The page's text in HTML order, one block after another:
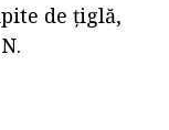
de țiglă,